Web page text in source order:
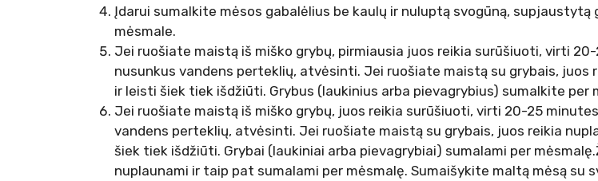
Įdarui sumalkite mėsos gabalėlius be kaulų ir nuluptą svogūną, supjaustytą
mėsmale.
Jei ruošiate maistą iš miško grybų, pirmiausia juos reikia surūšiuoti, virti
nusunkus vandens perteklių, atvėsinti. Jei ruošiate maistą su grybais, juos
ir leisti šiek tiek išdžiūti. Grybus (laukinius arba pievagrybius) sumalkite per
Jei ruošiate maistą iš miško grybų, juos reikia surūšiuoti, virti 20-25
vandens perteklių, atvėsinti. Jei ruošiate maistą su grybais, juos reikia
šiek tiek išdžiūti. Grybai (laukiniai arba pievagrybiai) sumalami per
nuplaunami ir taip pat sumalami per mėsmalę. Sumaišykite maltą mėsą su